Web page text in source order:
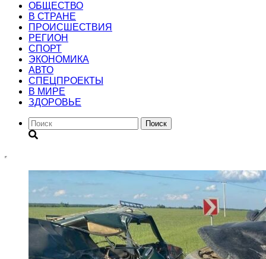
ОБЩЕСТВО
В СТРАНЕ
ПРОИСШЕСТВИЯ
РЕГИОН
CПОРТ
ЭКОНОМИКА
АВТО
СПЕЦПРОЕКТЫ
В МИРЕ
ЗДОРОВЬЕ
Поиск